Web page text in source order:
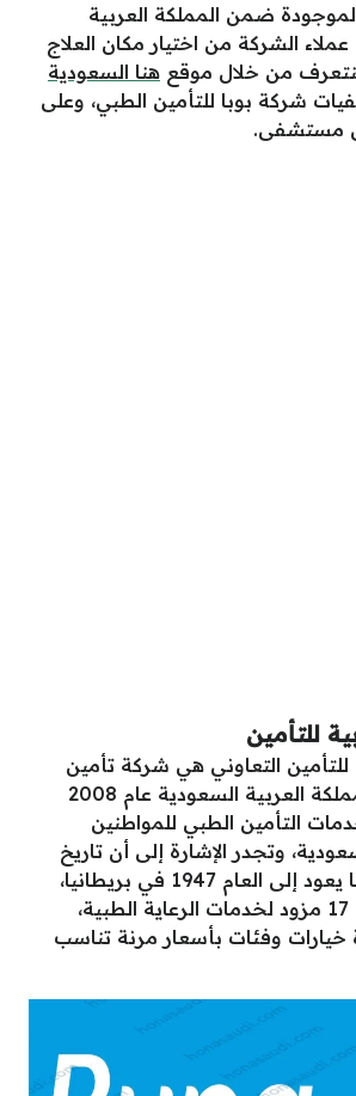
ضمن المملكة العربية
الشركة من اختيار مكان العلاج
من خلال موقع هنا السعودية
شركة بوبا للتأمين الطبي، وعلى
مستشفى.
للتأمين
للتأمين التعاوني هي شركة تأمين
طبي تأسست بالمملكة العربية السعودية عام 2008
التأمين الطبي للمواطنين
وتجدر الإشارة إلى أن تاريخ
تأسيس شركة بوبا يعود إلى العام 1947 في بريطانيا،
وذلك بالتعاون مع 17 مزود لخدمات الرعاية الطبية،
خيارات وفئات بأسعار مرنة تناسب